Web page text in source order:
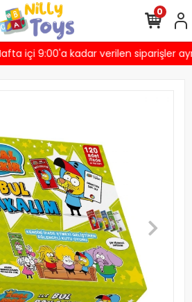
içi 9:00'a kadar verilen siparişler
0